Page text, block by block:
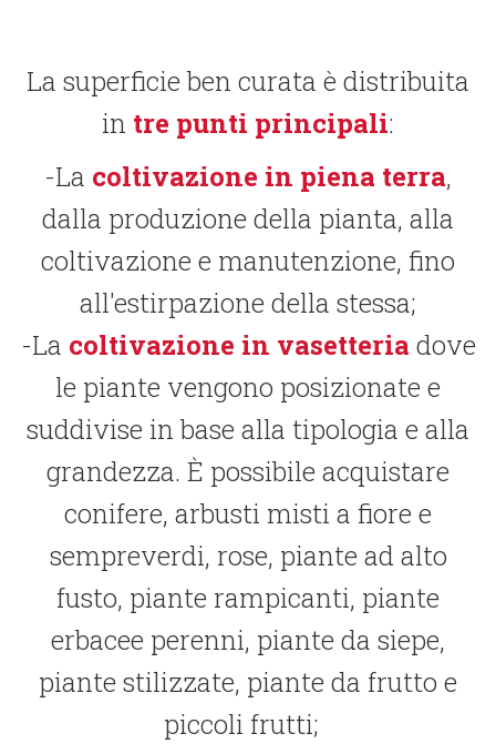
La superficie ben curata è distribuita
in tre punti principali:
La coltivazione in piena terra,
dalla produzione della pianta, alla
coltivazione e manutenzione, fino
all'estirpazione della stessa;
La coltivazione in vasetteria dove
le piante vengono posizionate e
suddivise in base alla tipologia e alla
grandezza. È possibile acquistare
conifere, arbusti misti a fiore e
sempreverdi, rose, piante ad alto
fusto, piante rampicanti, piante
erbacee perenni, piante da siepe,
piante stilizzate, piante da frutto e
piccoli frutti;